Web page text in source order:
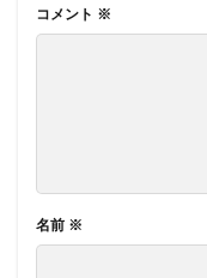
コメント ※
名前 ※